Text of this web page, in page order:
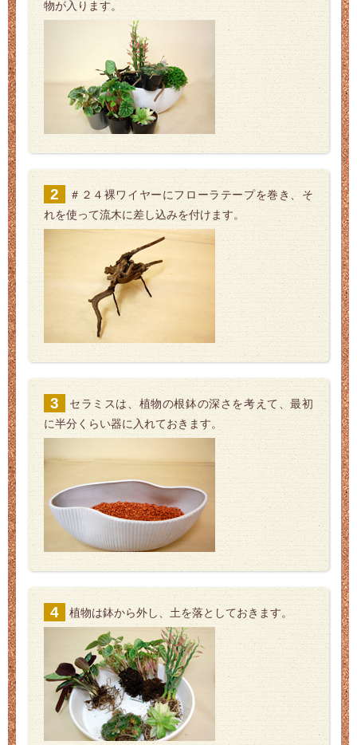
物が入ります。
＃２４裸ワイヤーにフローラテープを巻き、そ
れを使って流木に差し込みを付けます。
セラミスは、植物の根鉢の深さを考えて、最初
に半分くらい器に入れておきます。
植物は鉢から外し、土を落としておきます。